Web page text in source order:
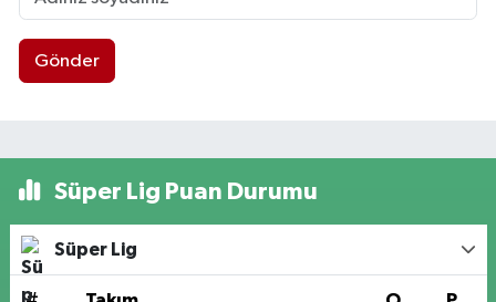
Gönder
Süper Lig Puan Durumu
Süper Lig